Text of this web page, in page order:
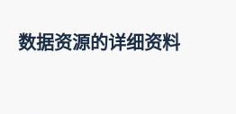
数据资源的详细资料